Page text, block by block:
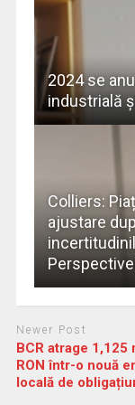
2024 se
industrială
Colliers:
ajustare
Newer Post
BCR atrage 1,125
RON într-o nouă
locală de